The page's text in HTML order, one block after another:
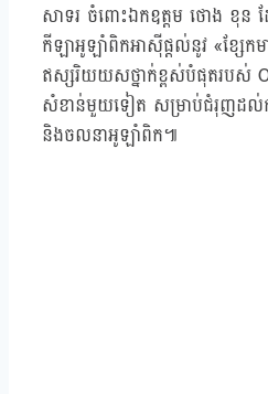
សាទរ ចំពោះឯកឧត្ដម ថោង ខុន ដ
កីឡាអូឡាំពិកអាស៊ីផ្ដល់នូវ «ខ្សែក
ឥស្សរិយយសថ្នាក់ខ្ពស់បំផុតរបស់
សំខាន់មួយទៀត សម្រាប់ជំរុញដល់
និងចលនាអូឡាំពិក៕